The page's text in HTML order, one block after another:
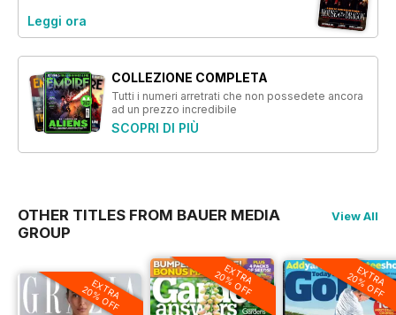
Leggi ora
COLLEZIONE COMPLETA
Tutti i numeri arretrati che non possedete ancora
ad un prezzo incredibile
SCOPRI DI PIÙ
OTHER TITLES FROM BAUER MEDIA
GROUP
View All
EXTRA
20% OFF
EXTRA
20% OFF EXTRA
20% OFF